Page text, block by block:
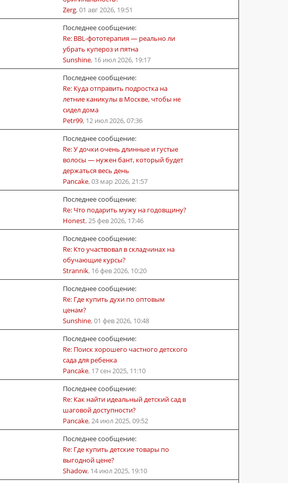
Zerg, 01 авг 2026, 19:51
Последнее сообщение:
Re: BBL-фототерапия — реально ли
убрать купероз и пятна
Sunshine, 16 июл 2026, 19:17
Последнее сообщение:
Re: Куда отправить подростка на
летние каникулы в Москве, чтобы не
сидел дома
Petr99, 12 июл 2026, 07:36
Последнее сообщение:
Re: У дочки очень длинные и густые
волосы — нужен бант, который будет
держаться весь день
Pancake, 03 мар 2026, 21:57
Последнее сообщение:
Re: Что подарить мужу на годовщину?
Honest, 25 фев 2026, 17:46
Последнее сообщение:
Re: Кто участвовал в складчинах на
обучающие курсы?
Strannik, 16 фев 2026, 10:20
Последнее сообщение:
Re: Где купить духи по оптовым
ценам?
Sunshine, 01 фев 2026, 10:48
Последнее сообщение:
Re: Поиск хорошего частного детского
сада для ребенка
Pancake, 17 сен 2025, 11:10
Последнее сообщение:
Re: Как найти идеальный детский сад в
шаговой доступности?
Pancake, 24 июл 2025, 09:52
Последнее сообщение:
Re: Где купить детские товары по
выгодной цене?
Shadow, 14 июл 2025, 19:10